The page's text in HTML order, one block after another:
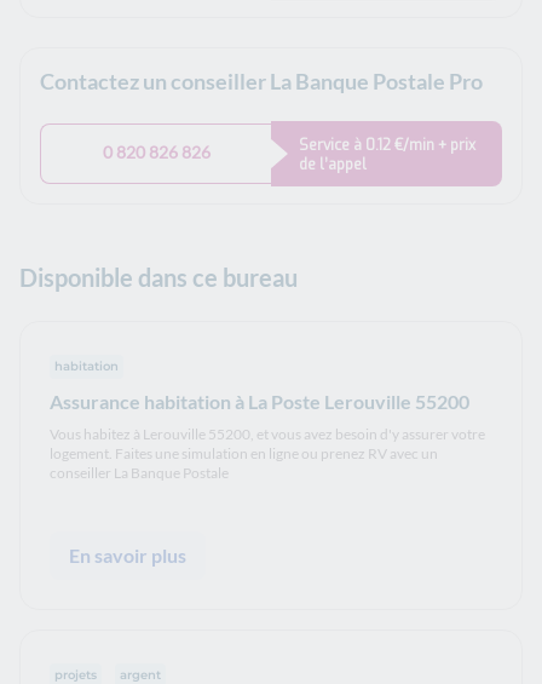
Contactez un conseiller La Banque Postale Pro
0 820 826 826
Service à 0.12 €/min + prix
de l’appel
Disponible dans ce bureau
Assurance habitation à La Poste Lerouville 55200
habitation
Vous habitez à Lerouville 55200, et vous avez besoin d'y assurer votre
logement. Faites une simulation en ligne ou prenez RV avec un
conseiller La Banque Postale
En savoir plus
projets argent